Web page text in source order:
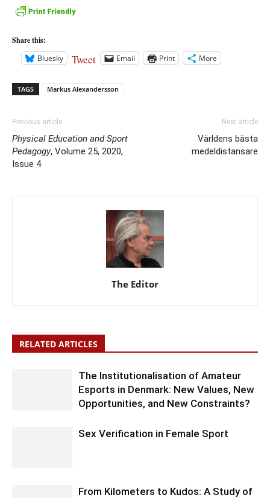
Share this:
Bluesky
Tweet Email Print More
TAGS Markus Alexandersson
Previous article
Physical Education and Sport
Pedagogy, Volume 25, 2020,
Issue 4
Next article
Världens bästa
medeldistansare
The Editor
RELATED ARTICLES
The Institutionalisation of Amateur
Esports in Denmark: New Values, New
Opportunities, and New Constraints?
Sex Verification in Female Sport
From Kilometers to Kudos: A Study of